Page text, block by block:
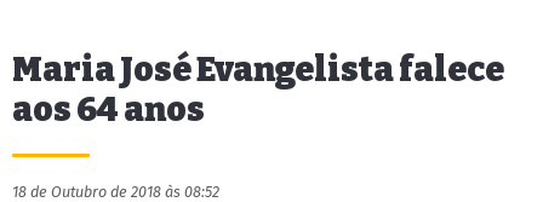
Maria José Evangelista falece
aos 64 anos
18 de Outubro de 2018 às 08:52